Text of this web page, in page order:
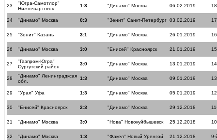
23
"Югра-Самотлор"
Нижневартовск
1:3 "Динамо" Москва 06.02.2019
24 "Динамо" Москва 0:3 "Зенит" Санкт-Петербург 03.02.2019
25 "Зенит" Казань 3:1 "Динамо" Москва 26.01.2019
26 "Динамо" Москва 3:0 "Енисей" Красноярск 21.01.2019
27
"Газпром-Югра"
Сургутский район
3:0 "Динамо" Москва 13.01.2019
28
"Динамо" Ленинградксая
обл.
1:3 "Динамо" Москва 09.01.2019
29 "Урал" Уфа 1:3 "Динамо" Москва 05.01.2019
30 "Енисей" Красноярск 2:3 "Динамо" Москва 29.12.2018
31 "Динамо" Москва 3:0 "Нова" Новокуйбышевск 25.12.2018
32 "Динамо" Москва 1:3 "Факел" Новый Уренгой 21.12.2018 9-